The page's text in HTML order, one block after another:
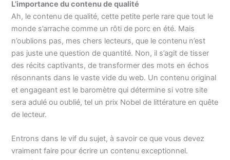
L’importance du contenu de qualité
Ah, le contenu de qualité, cette petite perle rare que tout le
monde s’arrache comme un rôti de porc en été. Mais
n’oublions pas, mes chers lecteurs, que le contenu n’est
pas juste une question de quantité. Non, il s’agit de tisser
des récits captivants, de transformer des mots en échos
résonnants dans le vaste vide du web. Un contenu original
et engageant est le baromètre qui détermine si votre site
sera adulé ou oublié, tel un prix Nobel de littérature en quête
de lecteur.
Entrons dans le vif du sujet, à savoir ce que vous devez
vraiment faire pour écrire un contenu exceptionnel.